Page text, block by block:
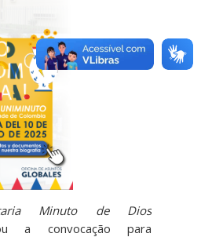
Minuto de Dios
a convocação para